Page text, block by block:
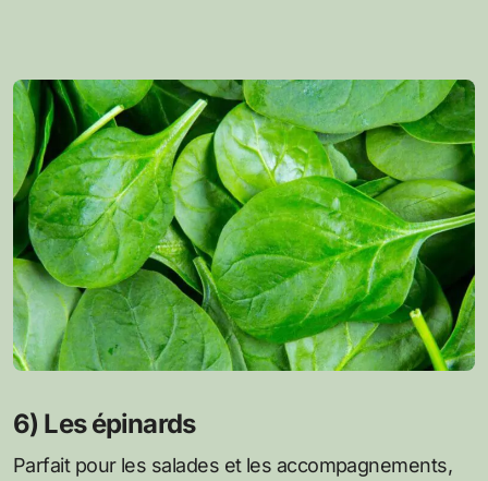
6) Les épinards
Parfait pour les salades et les accompagnements,